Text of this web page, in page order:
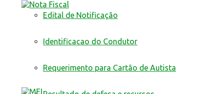
Edital de Notificação
Identificacao do Condutor
Requerimento para Cartão de Autista